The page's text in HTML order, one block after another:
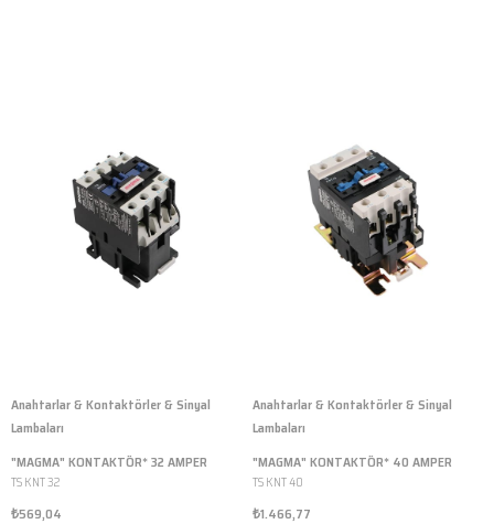
Anahtarlar & Kontaktörler & Sinyal
Lambaları
"MAGMA" KONTAKTÖR* 32 AMPER
TS KNT 32
₺569,04
Anahtarlar & Kontaktörler & Sinyal
Lambaları
"MAGMA" KONTAKTÖR* 40 AMPER
TS KNT 40
₺1.466,77